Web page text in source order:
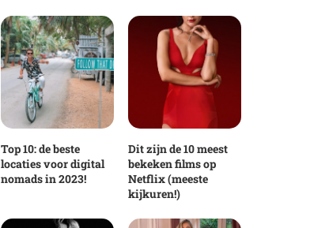
Top 10: de beste
locaties voor digital
nomads in 2023!
Dit zijn de 10 meest
bekeken films op
Netflix (meeste
kijkuren!)